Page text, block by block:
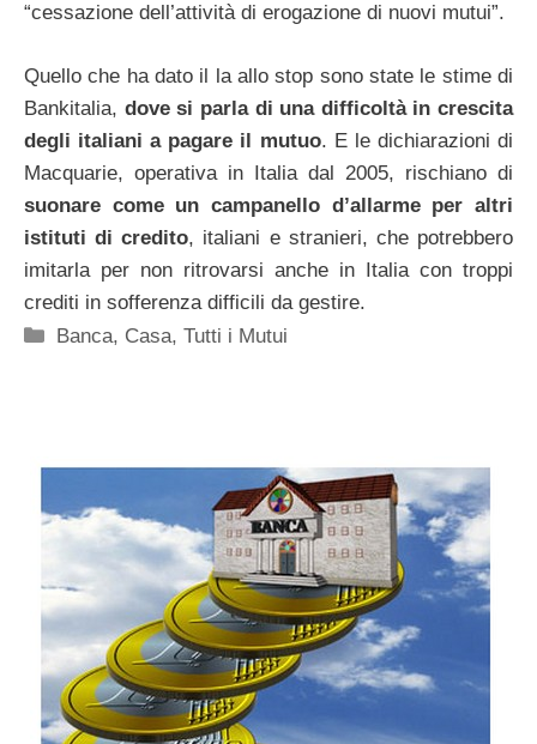
“cessazione dell’attività di erogazione di nuovi mutui”.
Quello che ha dato il la allo stop sono state le stime di
Bankitalia, dove si parla di una difficoltà in crescita
degli italiani a pagare il mutuo. E le dichiarazioni di
Macquarie, operativa in Italia dal 2005, rischiano di
suonare come un campanello d’allarme per altri
istituti di credito, italiani e stranieri, che potrebbero
imitarla per non ritrovarsi anche in Italia con troppi
crediti in sofferenza difficili da gestire.
Categorie
Banca, Casa,Tutti i Mutui